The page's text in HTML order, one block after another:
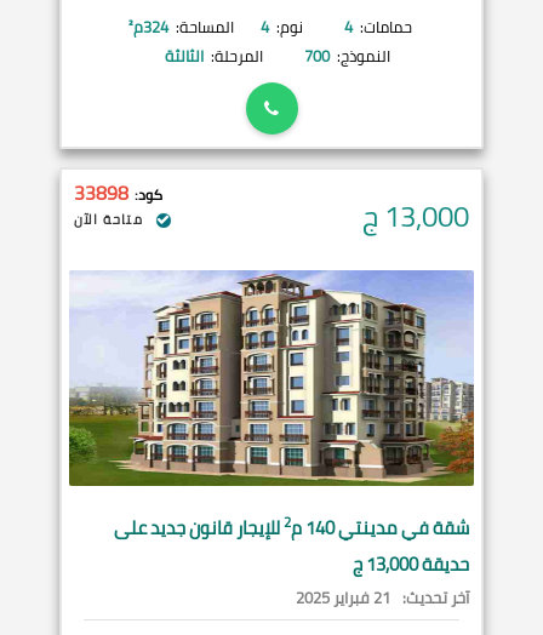
حمامات: 4 نوم: 4 المساحة: 324م²
النموذج: 700 المرحلة: الثالثة
13,000ج كود: 33898
متاحة الآن
شقة فيمدينتي140 م 2للإيجار قانون جديد على
حديقة 13,000 ج
آخر تحديث: 21 فبراير 2025